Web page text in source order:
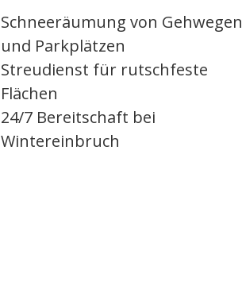
Schneeräumung von Gehwegen
und Parkplätzen
Streudienst für rutschfeste
Flächen
24/7 Bereitschaft bei
Wintereinbruch